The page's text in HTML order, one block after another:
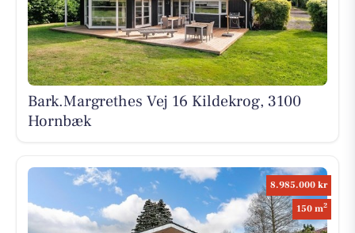
Bark.Margrethes Vej 16 Kildekrog, 3100
Hornbæk
8.985.000 kr
150 m2